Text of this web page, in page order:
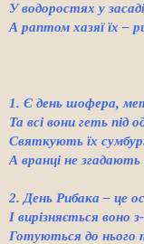
У водоростях у
А раптом хазяї їх –
1. Є день шофера,
Та всі вони геть під
Святкують їх
А вранці не
2. День Рибака – це
І вирізняється воно
Готуються до нього